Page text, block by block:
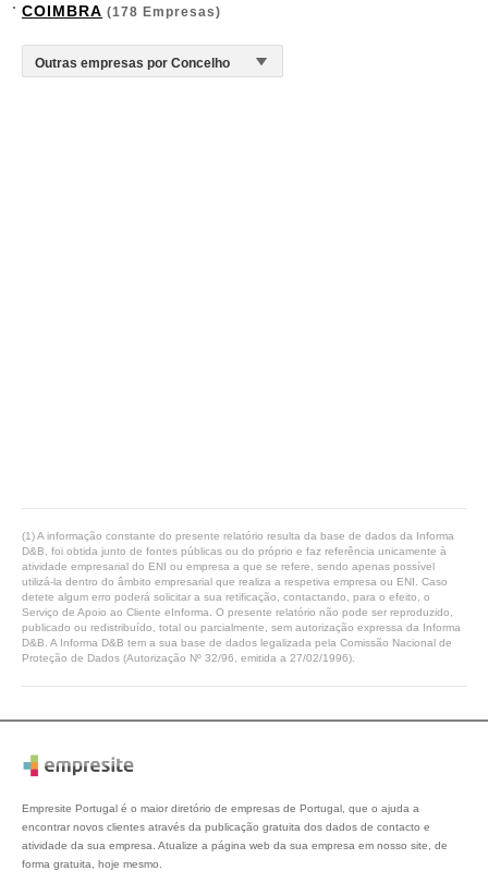
COIMBRA (178 Empresas)
(1) A informação constante do presente relatório resulta da base de dados da Informa
D&B, foi obtida junto de fontes públicas ou do próprio e faz referência unicamente à
atividade empresarial do ENI ou empresa a que se refere, sendo apenas possível
utilizá-la dentro do âmbito empresarial que realiza a respetiva empresa ou ENI. Caso
detete algum erro poderá solicitar a sua retificação, contactando, para o efeito, o
Serviço de Apoio ao Cliente eInforma. O presente relatório não pode ser reproduzido,
publicado ou redistribuído, total ou parcialmente, sem autorização expressa da Informa
D&B. A Informa D&B tem a sua base de dados legalizada pela Comissão Nacional de
Proteção de Dados (Autorização Nº 32/96, emitida a 27/02/1996).
Empresite Portugal é o maior diretório de empresas de Portugal, que o ajuda a
encontrar novos clientes através da publicação gratuita dos dados de contacto e
atividade da sua empresa. Atualize a página web da sua empresa em nosso site, de
forma gratuita, hoje mesmo.